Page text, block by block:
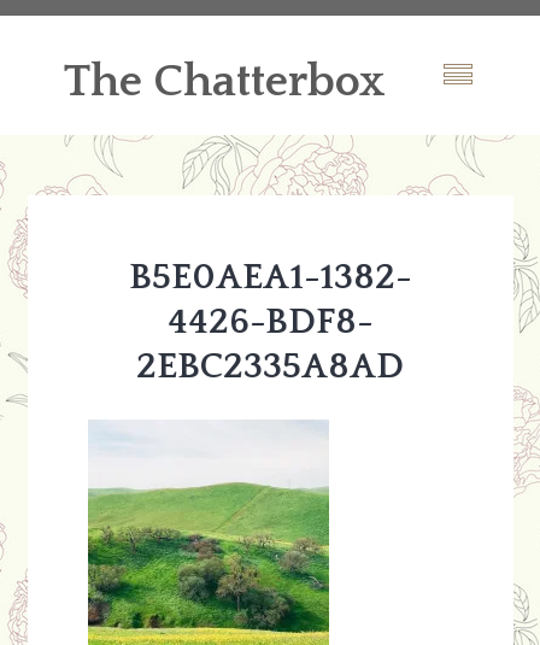
The Chatterbox
B5E0AEA1-1382-
4426-BDF8-
2EBC2335A8AD